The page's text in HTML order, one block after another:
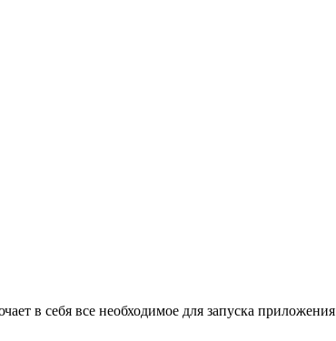
в себя все необходимое для запуска приложения